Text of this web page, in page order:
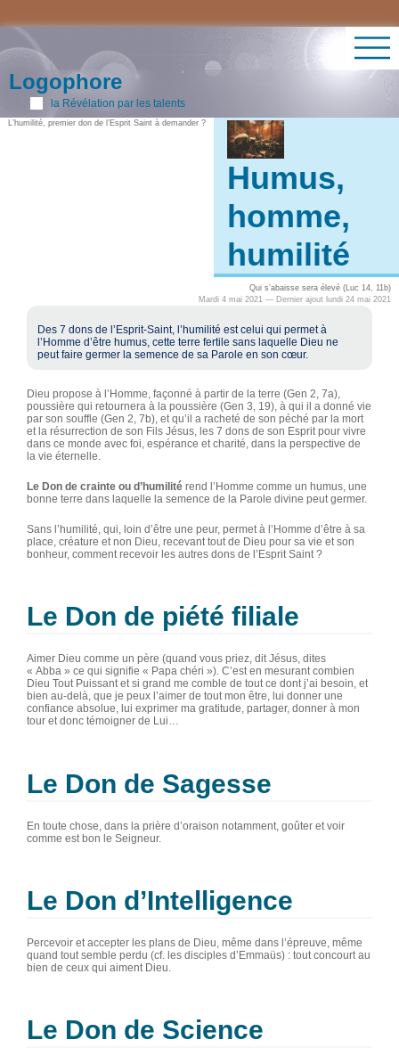
Logophore
la Révélation par les talents
L’humilité, premier don de l’Esprit Saint à demander ?
Humus,
homme,
humilité
Qui s’abaisse sera élevé (Luc 14, 11b)
Mardi 4 mai 2021 — Dernier ajout lundi 24 mai 2021
Des 7 dons de l’Esprit-Saint, l’humilité est celui qui permet à
l’Homme d’être humus, cette terre fertile sans laquelle Dieu ne
peut faire germer la semence de sa Parole en son cœur.
Dieu propose à l’Homme, façonné à partir de la terre (Gen 2, 7a),
poussière qui retournera à la poussière (Gen 3, 19), à qui il a donné vie
par son souffle (Gen 2, 7b), et qu’il a racheté de son péché par la mort
et la résurrection de son Fils Jésus, les 7 dons de son Esprit pour vivre
dans ce monde avec foi, espérance et charité, dans la perspective de
la vie éternelle.
Le Don de crainte ou d’humilité rend l’Homme comme un humus, une
bonne terre dans laquelle la semence de la Parole divine peut germer.
Sans l’humilité, qui, loin d’être une peur, permet à l’Homme d’être à sa
place, créature et non Dieu, recevant tout de Dieu pour sa vie et son
bonheur, comment recevoir les autres dons de l’Esprit Saint ?
Le Don de piété filiale
Aimer Dieu comme un père (quand vous priez, dit Jésus, dites
« Abba » ce qui signifie « Papa chéri »). C’est en mesurant combien
Dieu Tout Puissant et si grand me comble de tout ce dont j’ai besoin, et
bien au-delà, que je peux l’aimer de tout mon être, lui donner une
confiance absolue, lui exprimer ma gratitude, partager, donner à mon
tour et donc témoigner de Lui…
Le Don de Sagesse
En toute chose, dans la prière d’oraison notamment, goûter et voir
comme est bon le Seigneur.
Le Don d’Intelligence
Percevoir et accepter les plans de Dieu, même dans l’épreuve, même
quand tout semble perdu (cf. les disciples d’Emmaüs) : tout concourt au
bien de ceux qui aiment Dieu.
Le Don de Science